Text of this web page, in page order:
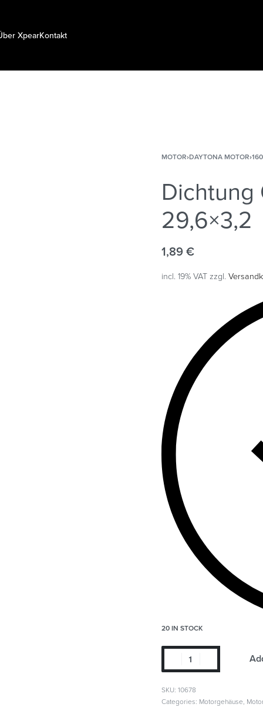
XpearKontakt
MOTOR›DAYTONA MOTOR›
Dichtung
29,6×3,2
1,89 €
incl. 19% VAT zzgl.
20 IN STOCK
SKU: 10678
Categories: Motorgehäuse,